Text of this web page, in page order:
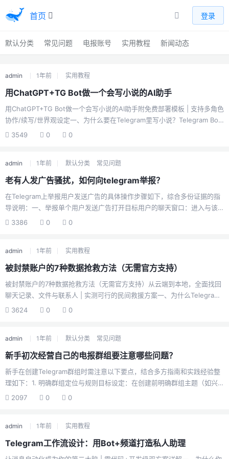
首页 登录
默认分类 常见问题 电报账号 实用教程 新闻动态
admin 1年前 实用教程
用ChatGPT+TG Bot做一个会写小说的AI助手
用ChatGPT+TG Bot做一个会写小说的AI助手附免费部署模板 | 支持多角色
协作/续写/世界观设定一、为什么要在Telegram里写小说？Telegram Bot
作为创作工具具有独特优势：✅ 即时灵感捕捉：随时用文字/语音记录灵感
展示：@NovelAI_Bot：根据故事梗概自动生成3种不同风格的开篇
@PlotWizardBot：用「三幕剧结构」智能优化剧情节奏@CoWriteBot：多
人接力创作（每位作者续写300字）二、系统架构设计grap...
3549 0 0
admin 1年前 默认分类 常见问题
老有人发广告骚扰，如何向telegram举报？
在Telegram上举报用户发送广告的具体操作步骤如下，综合多份证据的指
导说明：一、举报单个用户发送广告打开目标用户的聊天窗口：进入与该
用户的私聊界面或群组中找到其发送的广告消息。访问用户资料页：点击
项。选择举报理由：在举报界面勾选「垃圾信息」「广告」或「其他」类
别，并可附加文字说明具体违规情况。提交证据：建议附上广告消息的截
后，Telegram会将该举报转交至审核团队处理。二、举报群组/频道内...
3386 0 0
admin 1年前 实用教程
被封禁账户的7种数据抢救方法（无需官方支持）
被封禁账户的7种数据抢救方法（无需官方支持）从云端到本地，全面找回
聊天记录、文件与联系人 | 实测可行的民间救援方案一、为什么Telegram
账户会被封禁？在部署抢救方案前，需先了解封禁机制：1. 常见封禁原因
频繁切换触发风控）2. 封禁后的数据存留窗口期聊天记录：云端保存至多
48小时（官方未公开确认）媒体文件：已发送到频道/群组的文件永久可访
刻执行以下操作以增加成功率：停止登录尝试...
3624 0 0
admin 1年前 默认分类 常见问题
新手初次经营自己的电报群组要注意哪些问题？
新手在创建Telegram群组时需注意以下要点，结合多方指南和实践经验整
理如下：1. 明确群组定位与规则目标设定：在创建前明确群组主题（如兴
趣交流、工作协作等），并在群描述中清晰说明，避免成员混淆。制定群
需求选择公开群组（允许通过搜索加入）或私密群组（需邀请链接或管理
员批准）。管理员权限：分配信任的成员为管理员，设置其权限范围（如
审核成员、删除消息、修改群信息等），减轻群主管理压力。成员权限控
2097 0 0
admin 1年前 实用教程
Telegram工作流设计：用Bot+频道打造私人助理